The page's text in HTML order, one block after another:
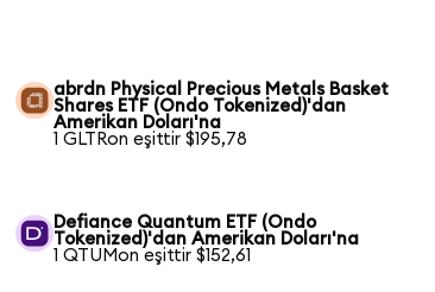
abrdn Physical Precious Metals Basket
Shares ETF (Ondo Tokenized)'dan
Amerikan Doları'na
1 GLTRon eşittir $195,78
Defiance Quantum ETF (Ondo
Tokenized)'dan Amerikan Doları'na
1 QTUMon eşittir $152,61